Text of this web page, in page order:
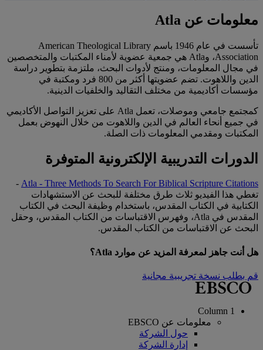
معلومات عن Atla
تأسست في عام 1946 باسم American Theological Library
Association، وAtla هي جمعية عضوية لأمناء المكتبات والمتخصصين
في مجال المعلومات، ومنتج لأدوات البحث، ملتزمة بتطوير دراسة
الدين واللاهوت. تضم عضويتها أكثر من 800 فرد ومكتبة في
مؤسسات أكاديمية من مختلف التقاليد والخلفيات الدينية.
كمجتمع جامعي وموصلات، تعمل Atla على تعزيز التواصل الأكاديمي
في جميع أنحاء العالم في الدين واللاهوت من خلال النهوض بعمل
المكتبات ومقدمي المعلومات ذات الصلة.
الدورات التدريبية الإلكترونية المتوفرة
Atla - Three Methods To Search For Biblical Scripture Citations
-
تغطي هذا الفيديو ثلاث طرق مختلفة للبحث عن الاستشهادات
الكتابية في الكتاب المقدس، باستخدام وظيفة البحث في الكتاب
المقدس في Atla، وفهرس الاقتباسات من الكتاب المقدس، وحقل
البحث عن الاقتباسات من الكتاب المقدس.
هل أنت جاهز لمعرفة المزيد عن موارد Atla؟
قم بطلب نسخة تجريبية مجانية
Column 1
معلومات عن EBSCO
حول الشركة
إدارة الشركة